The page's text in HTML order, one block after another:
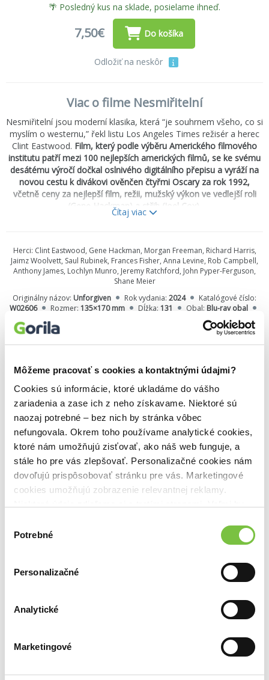
Môžeme pracovať s cookies a kontaktnými údajmi?
Cookies sú informácie, ktoré ukladáme do vášho
zariadenia a zase ich z neho získavame. Niektoré sú
naozaj potrebné – bez nich by stránka vôbec
nefungovala. Okrem toho používame analytické cookies,
ktoré nám umožňujú zisťovať, ako náš web funguje, a
stále ho pre vás zlepšovať. Personalizačné cookies nám
dovoľujú prispôsobovať stránku pre vás. Marketingové
cookies umožňujú zobrazenie relevantnej reklamy.
cookies.
súhlasu
Potrebné
Personalizačné
Analytické
Marketingové
🌴 Posledný kus na sklade, posielame ihneď.
7,50€ Do košíka
Odložiť na neskôr
Viac o filme Nesmiřitelní
Nesmiřitelní jsou moderní klasika, která “je souhrnem všeho, co si
myslím o westernu,” řekl listu Los Angeles Times režisér a herec
Clint Eastwood. Film, který podle výběru Amerického filmového
institutu patří mezi 100 nejlepších amerických filmů, se ke svému
desátému výročí dočkal oslnivého digitálního přepisu a vyráží na
novou cestu k divákovi ověnčen čtyřmi Oscary za rok 1992,
včetně ceny za nejlepší film, režii, mužský výkon ve vedlejší roli
(Gene Hackman) a střih (Joel Cox).
Eastwood a Morgan Freeman tu hrají zestárlé pistolníky, kteří se
zabijáka a Hackman je mužem zákona, disponujícím skrytým
šarmem... a mrazivou brutalitou.
Nesmířitelní jsou “
nadčasový western
” (Kenneth Turan, Los
Držitel 4 Oscarů® Nejlepší Film (1992) Nejlepší režie, nejlepší
střih, nejlepší mužský herecký výkon ve vedlejší roli
- Jak zmáčknout spoušť
- Eastwood a další: Film o filmu Nesmiřitelní
- Eastwoodova hvězda
- Eastwood o Eastwoodovi
• Klasická Maverickova epizoda Souboj při západu slunce
• Trailer
Čítaj viac
Herci: Clint Eastwood, Gene Hackman, Morgan Freeman, Richard Harris,
Jaimz Woolvett, Saul Rubinek, Frances Fisher, Anna Levine, Rob Campbell,
Anthony James, Lochlyn Munro, Jeremy Ratchford, John Pyper-Ferguson,
Shane Meier
Originálny názov: Unforgiven Rok vydania: 2024
Katalógové číslo:
W02606
Rozmer: 135×170 mm Dĺžka: 131 Obal: Blu-ray obal
eské, anglické pro neslyšící, čínské, hebrejské, kantonské, korejské,
maďarské, polské, rumunské, ruské, řecké, thajské, turecké
Jazyk:
thajčina
Našli ste chybu alebo škodlivý obsah? Napíšte nám
Ďalšie z kategórie Akčné a dobrodružné
Viac z tejto kategórie
Blade Runner: Final Cut Le Mans ´66 Ultra HD Blu-ray
Zaradené v kategóriách